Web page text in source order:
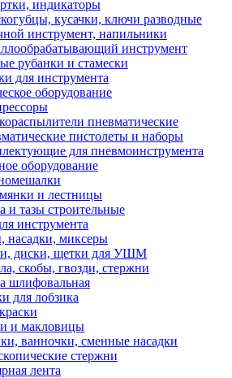
индикаторы
кусачки, ключи разводные
инструмент, напильники
инструмент
рубанки и стамески
для инструмента
оборудование
пневматические
пистолеты и наборы
для пневмоинструмента
оборудование
и лестницы
и тазы строительные
инструмента
насадки, миксеры
диски, щетки для УШМ
скобы, гвозди, стержни
шлифовальная
для лобзика
и макловицы
ванночки, сменные насадки
стержни
лента